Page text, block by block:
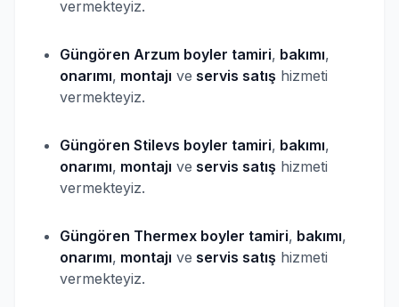
vermekteyiz.
Güngören Arzum boyler tamiri, bakımı,
onarımı, montajı ve servis satış hizmeti
vermekteyiz.
Güngören Stilevs boyler tamiri, bakımı,
onarımı, montajı ve servis satış hizmeti
vermekteyiz.
Güngören Thermex boyler tamiri, bakımı,
onarımı, montajı ve servis satış hizmeti
vermekteyiz.